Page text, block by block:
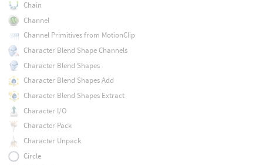
Chain
Channel
Channel Primitives from MotionClip
Character Blend Shape Channels
Character Blend Shapes
Character Blend Shapes Add
Character Blend Shapes Extract
Character I/O
Character Pack
Character Unpack
Circle